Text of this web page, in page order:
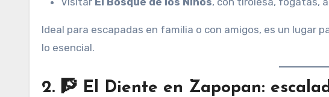
Ideal para escapadas en familia o con amigos, es un lugar
lo esencial.
2. 🧗 El Diente en Zapopan: